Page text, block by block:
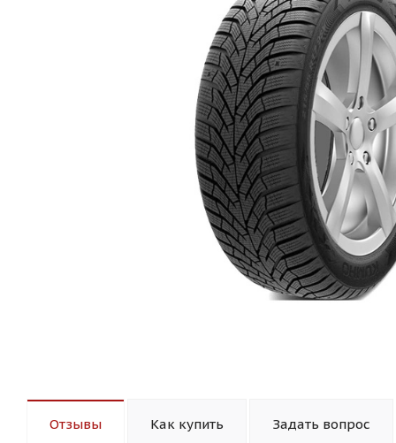
Отзывы Как купить Задать вопрос